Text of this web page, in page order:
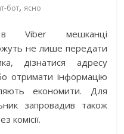
бот, ясно
Viber мешканці
не лише передати
дізнатися адресу
отримати інформацію
економити. Для
запровадив також
комісії.